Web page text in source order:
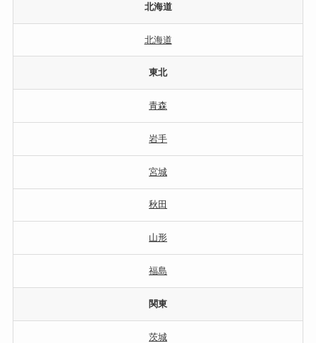
北海道
北海道
東北
青森
岩手
宮城
秋田
山形
福島
関東
茨城